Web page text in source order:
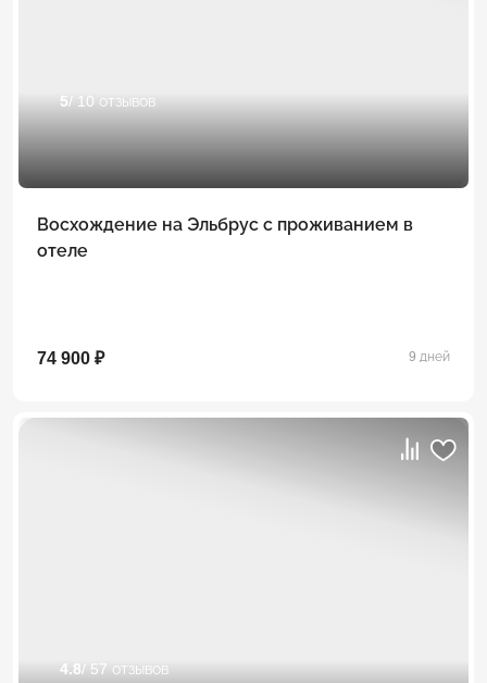
5/ 10 отзывов
Восхождение на Эльбрус с проживанием в
отеле
74 900 ₽ 9 дней
4.8/ 57 отзывов